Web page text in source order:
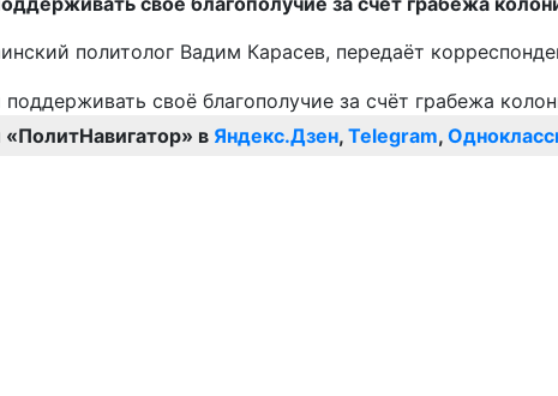
политолог Вадим Карасев, передаёт
в Яндекс.Дзен, Telegram,